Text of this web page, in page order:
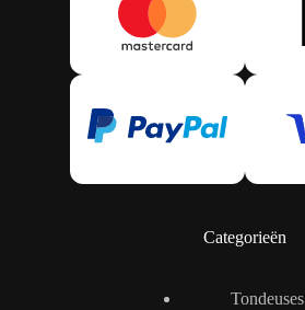
Categorieën
Tondeuses